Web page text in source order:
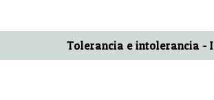
Tolerancia e intolerancia - I